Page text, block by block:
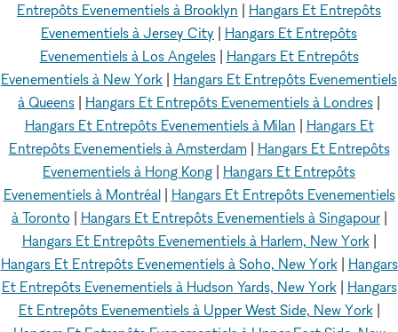
Entrepôts Evenementiels à Brooklyn
Hangars Et Entrepôts
Evenementiels à Jersey City
Hangars Et Entrepôts
Evenementiels à Los Angeles| Hangars Et Entrepôts
Evenementiels à New York
Hangars Et Entrepôts Evenementiels
à Queens
Hangars Et Entrepôts Evenementiels à Londres
Hangars Et Entrepôts Evenementiels à Milan
Hangars Et
Entrepôts Evenementiels à Amsterdam| Hangars Et Entrepôts
Evenementiels à Hong Kong
Hangars Et Entrepôts
Evenementiels à Montréal| Hangars Et Entrepôts Evenementiels
à Toronto| Hangars Et Entrepôts Evenementiels à Singapour|
Hangars Et Entrepôts Evenementiels à Harlem, New York|
Hangars Et Entrepôts Evenementiels à Soho, New York| Hangars
Et Entrepôts Evenementiels à Hudson Yards, New York| Hangars
Et Entrepôts Evenementiels à Upper West Side, New York|